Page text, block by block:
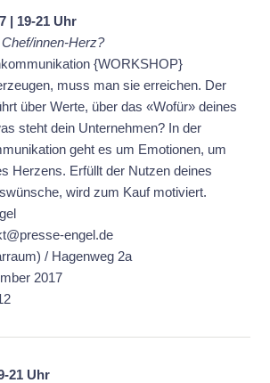
| 19-21 Uhr
innen-Herz?
{WORKSHOP}
muss man sie erreichen. Der
über Werte, über das «Wofür» deines
steht dein Unternehmen? In der
geht es um Emotionen, um
Herzens. Erfüllt der Nutzen deines
wird zum Kauf motiviert.
engel.de
/ Hagenweg 2a
2017
21 Uhr